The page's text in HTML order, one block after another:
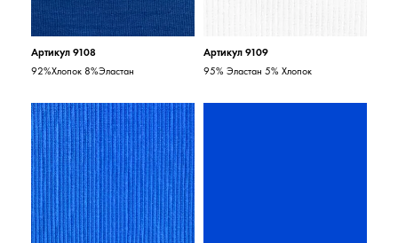
Артикул 9108
92%Хлопок 8%Эластан
Артикул 9109
95% Эластан 5% Хлопок